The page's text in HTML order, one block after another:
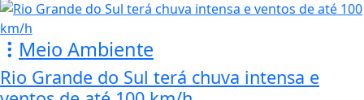
Meio Ambiente
Rio Grande do Sul terá chuva intensa e